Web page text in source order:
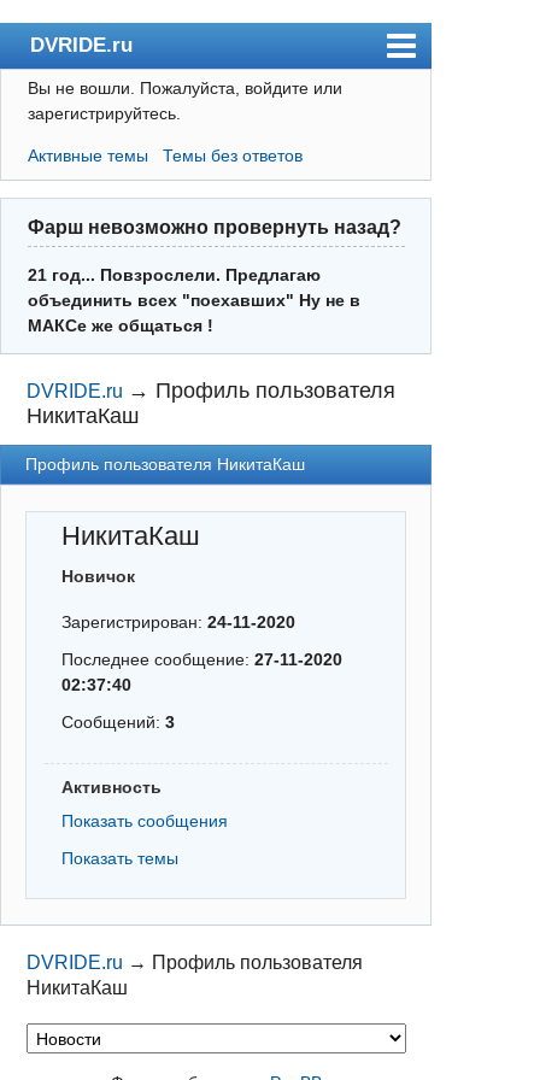
DVRIDE.ru
Форум
Пользователи
Правила
Поиск
Регистрация
Вход
Вы не вошли. Пожалуйста, войдите или
зарегистрируйтесь.
Активные темы Темы без ответов
Фарш невозможно провернуть назад?
21 год... Повзрослели. Предлагаю
объединить всех "поехавших" Ну не в
МАКСе же общаться !
DVRIDE.ru → Профиль пользователя
НикитаКаш
Профиль пользователя НикитаКаш
НикитаКаш
Новичок
Зарегистрирован:24-11-2020
Последнее сообщение:27-11-2020
02:37:40
Сообщений:3
Активность
Показать сообщения
Показать темы
DVRIDE.ru → Профиль пользователя
НикитаКаш